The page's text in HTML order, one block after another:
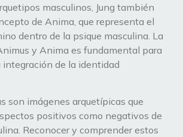
masculinos, Jung también
de Anima, que representa el
dentro de la psique masculina. La
y Anima es fundamental para
integración de la identidad
son imágenes arquetípicas que
positivos como negativos de
Reconocer y comprender estos